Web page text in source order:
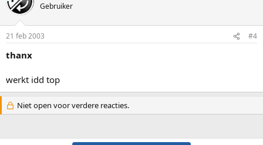
Gebruiker
21 feb 2003 #4
thanx
werkt idd top
Niet open voor verdere reacties.